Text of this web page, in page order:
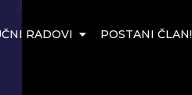
RADOVI POSTANI ČLAN!